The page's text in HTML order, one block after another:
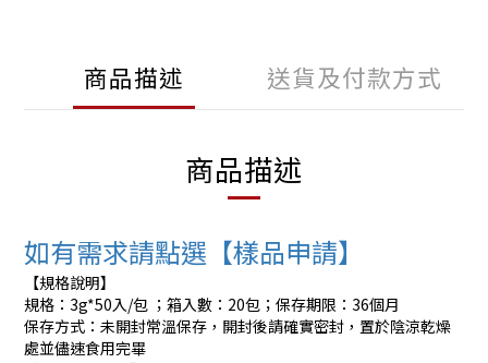
商品描述 送貨及付款方式
商品描述
如有需求請點選【樣品申請】
【規格說明】
規格：3g*50入/包 ；箱入數：20包；保存期限：36個月
保存方式：未開封常溫保存，開封後請確實密封，置於陰涼乾燥
處並儘速食用完畢